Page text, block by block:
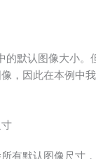
的默认图像大小。
，因此在本例中